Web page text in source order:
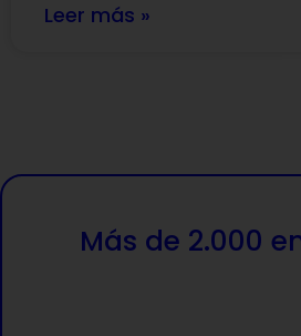
Leer más »
Más de 2.000